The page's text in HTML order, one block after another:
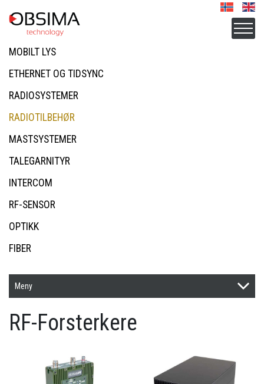
MOBILT LYS
ETHERNET OG TIDSYNC
RADIOSYSTEMER
RADIOTILBEHØR
MASTSYSTEMER
TALEGARNITYR
INTERCOM
RF-SENSOR
OPTIKK
FIBER
Meny
RF-Forsterkere